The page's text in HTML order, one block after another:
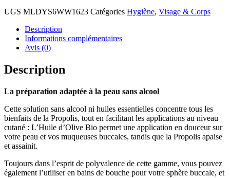
UGS MLDYS6WW1623 Catégories Hygiène, Visage & Corps
Description
Informations complémentaires
Avis (0)
Description
La préparation adaptée à la peau sans alcool
Cette solution sans alcool ni huiles essentielles concentre tous les
bienfaits de la Propolis, tout en facilitant les applications au niveau
cutané : L’Huile d’Olive Bio permet une application en douceur sur
votre peau et vos muqueuses buccales, tandis que la Propolis apaise
et assainit.
Toujours dans l’esprit de polyvalence de cette gamme, vous pouvez
également l’utiliser en bains de bouche pour votre sphère buccale, et